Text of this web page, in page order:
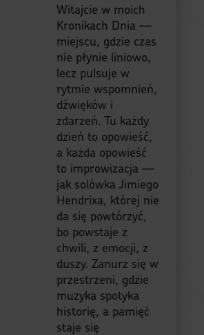
Witajcie w moich
Kronikach Dnia —
miejscu, gdzie czas
nie płynie liniowo,
lecz pulsuje w
rytmie wspomnień,
dźwięków i
zdarzeń. Tu każdy
dzień to opowieść,
a każda opowieść
to improwizacja —
jak solówka Jimiego
Hendrixa, której nie
da się powtórzyć,
bo powstaje z
chwili, z emocji, z
duszy. Zanurz się w
przestrzeni, gdzie
muzyka spotyka
historię, a pamięć
staje się